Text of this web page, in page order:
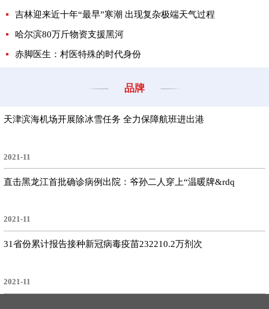
吉林迎来近十年“最早”寒潮 出现复杂极端天气过程
哈尔滨80万斤物资支援黑河
赤脚医生：村医特殊的时代身份
品牌
天津滨海机场开展除冰雪任务 全力保障航班进出港
2021-11
直击黑龙江首批确诊病例出院：爷孙二人穿上“温暖牌&rdq
2021-11
31省份累计报告接种新冠病毒疫苗232210.2万剂次
2021-11